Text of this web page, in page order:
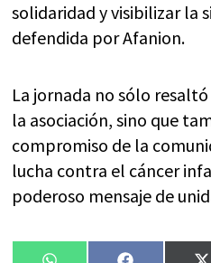
solidaridad y visibilizar la
defendida por Afanion.
La jornada no sólo
la asociación, sino que
compromiso de la
lucha contra el cáncer
poderoso mensaje de